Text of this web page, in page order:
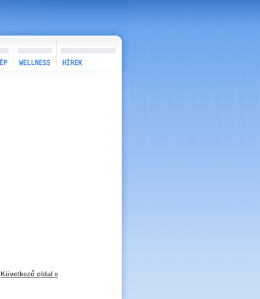
Következő oldal »